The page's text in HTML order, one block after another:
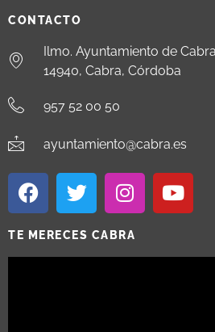
CONTACTO
Ilmo. Ayuntamiento de
14940, Cabra, Córdoba
957 52 00 50
ayuntamiento@cabra.es
TE MERECES CABRA